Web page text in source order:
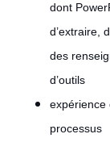
dont
d’extraire,
des
d’outils
expérience
processus